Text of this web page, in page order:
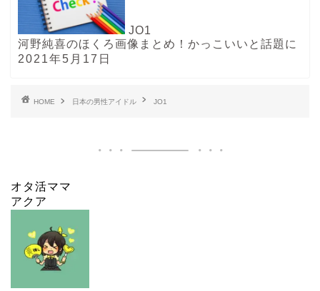
JO1
河野純喜のほくろ画像まとめ！かっこいいと話題に
2021年5月17日
HOME 日本の男性アイドル JO1
オタ活ママ
アクア